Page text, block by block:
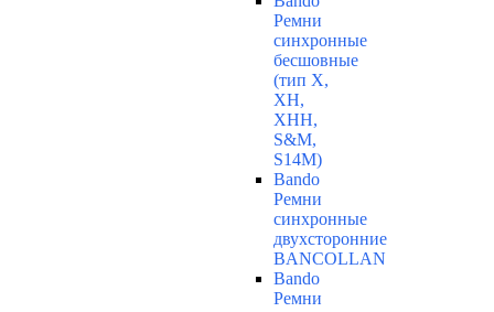
Ремни
синхронные
бесшовные
(тип Х,
ХН,
ХНН,
S&M,
S14М)
Bando
Ремни
синхронные
двухсторонние
BANCOLLAN
Bando
Ремни